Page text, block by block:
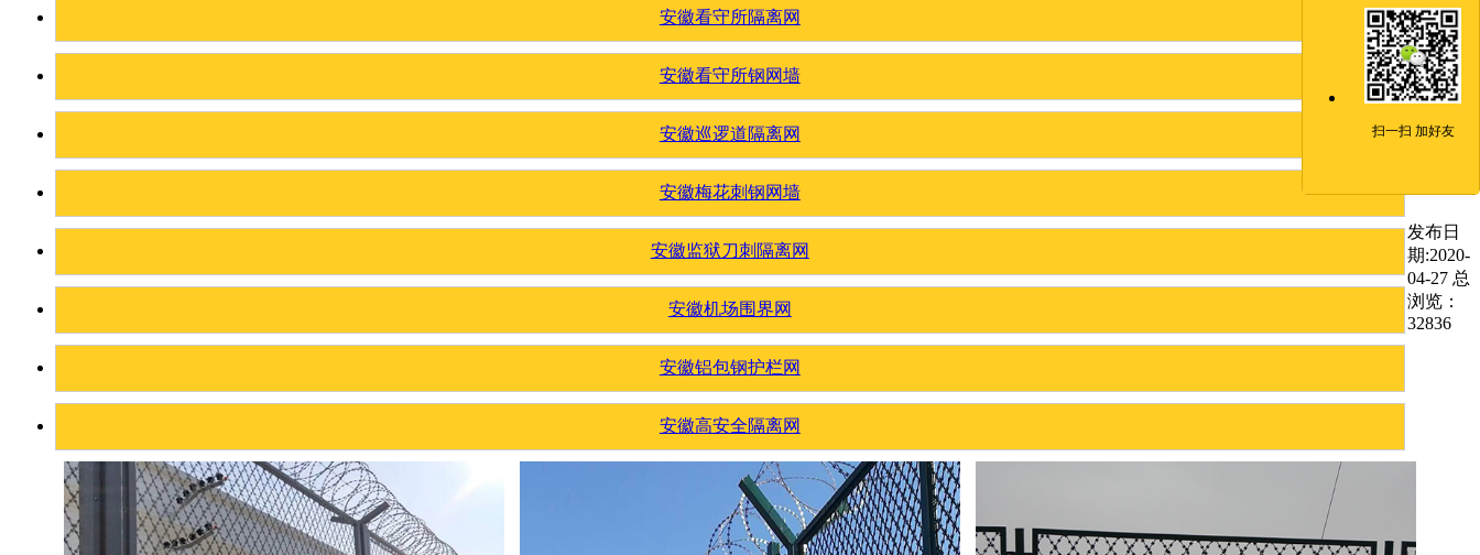
安徽看守所隔离网
安徽看守所钢网墙
安徽巡逻道隔离网
安徽梅花刺钢网墙
安徽监狱刀刺隔离网
安徽机场围界网
安徽铝包钢护栏网
安徽高安全隔离网
刺
隔
离
发布日
期:2020-
04-27 总
浏览：
32836
扫一扫 加好友